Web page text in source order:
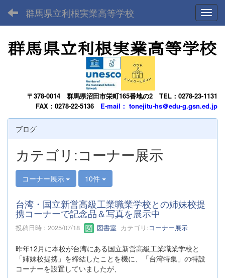
群馬県立利根実業高等学校
〒378-0014 群馬県沼田市栄町165番地の2 TEL：0278-23-1131
FAX：0278-22-5136 E-mail： tonejitu-hs＠edu-g.gsn.ed.jp
ブログ
カテゴリ:コーナー展示
コーナー展示 10件
台湾・国立新営高級工業職業学校との姉妹校提
携コーナーで記念品＆写真を展示中
投稿日時 : 2025/07/18 図書室 カテゴリ:コーナー展示
昨年12月に本校が台湾にある国立新営高級工業職業学校と
「姉妹校提携」を締結したことを機に、「台湾特集」の特設
コーナーを設置していましたが、